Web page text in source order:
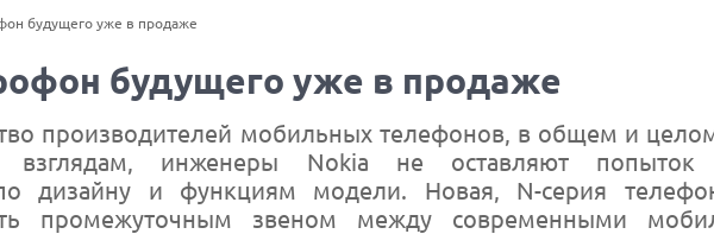
будущего уже в продаже
будущего уже в продаже
производителей мобильных телефонов, в общем и
взглядам, инженеры Nokia не оставляют попыток
дизайну и функциям модели. Новая, N-серия
промежуточным звеном между современными